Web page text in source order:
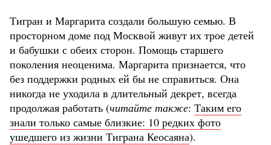
Тигран и Маргарита создали большую семью. В
просторном доме под Москвой живут их трое детей
и бабушки с обеих сторон. Помощь старшего
поколения неоценима. Маргарита признается, что
без поддержки родных ей бы не справиться. Она
никогда не уходила в длительный декрет, всегда
продолжая работать (читайте также: Таким его
знали только самые близкие: 10 редких фото
ушедшего из жизни Тиграна Кеосаяна).